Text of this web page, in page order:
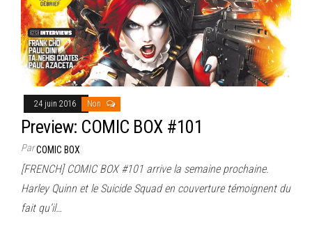
24 juin 2016 Non
Preview: COMIC BOX #101
ParCOMIC BOX
[FRENCH] COMIC BOX #101 arrive la semaine prochaine.
Harley Quinn et le Suicide Squad en couverture témoignent du
fait qu’il…